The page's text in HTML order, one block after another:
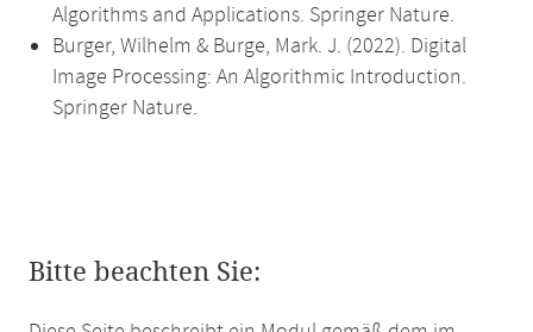
Algorithms and Applications. Springer Nature.
Burger, Wilhelm & Burge, Mark. J. (2022). Digital
Image Processing: An Algorithmic Introduction.
Springer Nature.
Bitte beachten Sie: